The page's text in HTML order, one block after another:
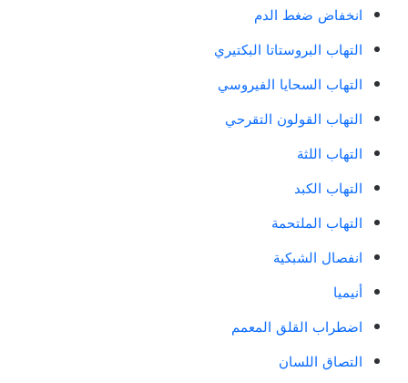
انخفاض ضغط الدم
التهاب البروستاتا البكتيري
التهاب السحايا الفيروسي
التهاب القولون التقرحي
التهاب اللثة
التهاب الكبد
التهاب الملتحمة
انفصال الشبكية
أنيميا
اضطراب القلق المعمم
التصاق اللسان